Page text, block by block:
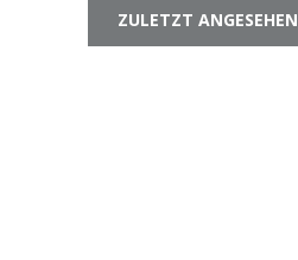
ZULETZT ANGESEHEN